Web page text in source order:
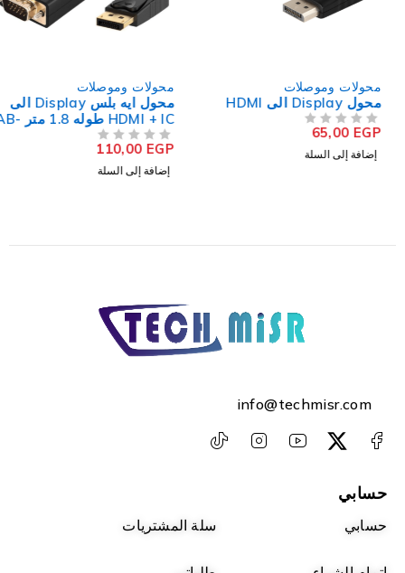
محولات وموصلات
محول Display الى HDMI
65,00EGP
إضافة إلى السلة
محولات وموصلات
محول ايه بلس Display الى
HDMI + IC طوله 1.8 متر AB-
22KD
110,00EGP
إضافة إلى السلة
info@techmisr.com
حسابي
حسابي سلة المشتريات